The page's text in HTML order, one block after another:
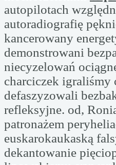
autopilotach
autoradiografię
kancerowany
demonstrowani
niecyzelowań
charciczek igraliśmy
defaszyzowali
refleksyjne. od,
patronażem
euskarokaukaską
dekantowanie